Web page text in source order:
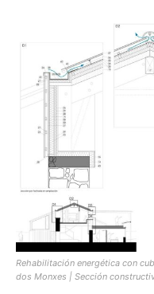
Rehabilitación energética con
dos Monxes | Sección